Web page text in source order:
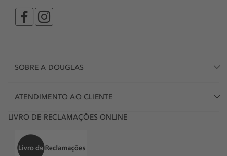
SOBRE A DOUGLAS
ATENDIMENTO AO CLIENTE
LIVRO DE RECLAMAÇÕES ONLINE